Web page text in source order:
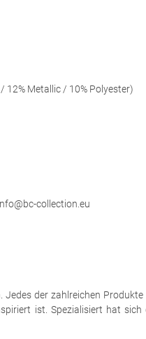
12% Metallic / 10% Polyester)
collection.eu
der zahlreichen
ist. Spezialisiert hat